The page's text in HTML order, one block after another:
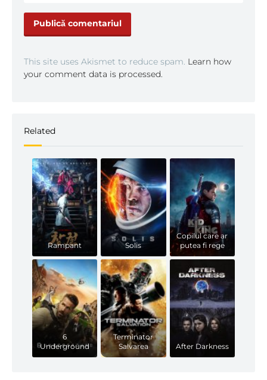
This site uses Akismet to reduce spam. Learn how
your comment data is processed.
Related
Rampant Solis
Copilul care ar
putea fi rege
6
Underground
Terminator
Salvarea
After Darkness